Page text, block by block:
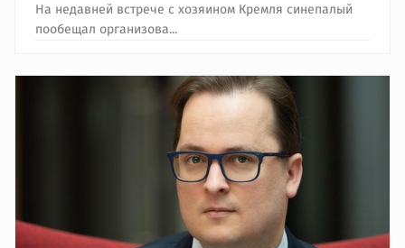
На недавней встрече с хозяином Кремля синепалый
пообещал организова...